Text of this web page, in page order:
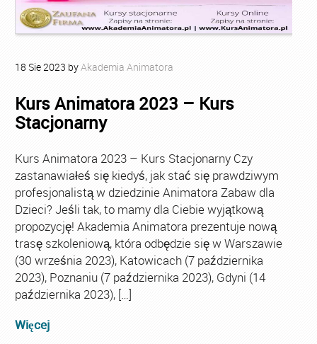
18 Sie2023 byAkademia Animatora
Kurs Animatora 2023 – Kurs
Stacjonarny
Kurs Animatora 2023 – Kurs Stacjonarny Czy
zastanawiałeś się kiedyś, jak stać się prawdziwym
profesjonalistą w dziedzinie Animatora Zabaw dla
Dzieci? Jeśli tak, to mamy dla Ciebie wyjątkową
propozycję! Akademia Animatora prezentuje nową
trasę szkoleniową, która odbędzie się w Warszawie
(30 września 2023), Katowicach (7 października
2023), Poznaniu (7 października 2023), Gdyni (14
października 2023), […]
Więcej